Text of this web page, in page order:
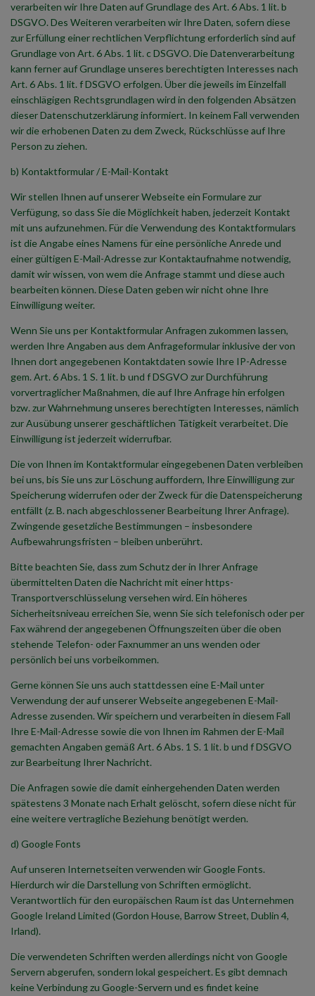
verarbeiten wir Ihre Daten auf Grundlage des Art. 6 Abs. 1 lit. b
DSGVO. Des Weiteren verarbeiten wir Ihre Daten, sofern diese
zur Erfüllung einer rechtlichen Verpflichtung erforderlich sind auf
Grundlage von Art. 6 Abs. 1 lit. c DSGVO. Die Datenverarbeitung
kann ferner auf Grundlage unseres berechtigten Interesses nach
Art. 6 Abs. 1 lit. f DSGVO erfolgen. Über die jeweils im Einzelfall
einschlägigen Rechtsgrundlagen wird in den folgenden Absätzen
dieser Datenschutzerklärung informiert. In keinem Fall verwenden
wir die erhobenen Daten zu dem Zweck, Rückschlüsse auf Ihre
Person zu ziehen.
b) Kontaktformular / E-Mail-Kontakt
Wir stellen Ihnen auf unserer Webseite ein Formulare zur
Verfügung, so dass Sie die Möglichkeit haben, jederzeit Kontakt
mit uns aufzunehmen. Für die Verwendung des Kontaktformulars
ist die Angabe eines Namens für eine persönliche Anrede und
einer gültigen E-Mail-Adresse zur Kontaktaufnahme notwendig,
damit wir wissen, von wem die Anfrage stammt und diese auch
bearbeiten können. Diese Daten geben wir nicht ohne Ihre
Einwilligung weiter.
Wenn Sie uns per Kontaktformular Anfragen zukommen lassen,
werden Ihre Angaben aus dem Anfrageformular inklusive der von
Ihnen dort angegebenen Kontaktdaten sowie Ihre IP-Adresse
gem. Art. 6 Abs. 1 S. 1 lit. b und f DSGVO zur Durchführung
vorvertraglicher Maßnahmen, die auf Ihre Anfrage hin erfolgen
bzw. zur Wahrnehmung unseres berechtigten Interesses, nämlich
zur Ausübung unserer geschäftlichen Tätigkeit verarbeitet. Die
Einwilligung ist jederzeit widerrufbar.
Die von Ihnen im Kontaktformular eingegebenen Daten verbleiben
bei uns, bis Sie uns zur Löschung auffordern, Ihre Einwilligung zur
Speicherung widerrufen oder der Zweck für die Datenspeicherung
entfällt (z. B. nach abgeschlossener Bearbeitung Ihrer Anfrage).
Zwingende gesetzliche Bestimmungen – insbesondere
Aufbewahrungsfristen – bleiben unberührt.
Bitte beachten Sie, dass zum Schutz der in Ihrer Anfrage
übermittelten Daten die Nachricht mit einer https-
Transportverschlüsselung versehen wird. Ein höheres
Sicherheitsniveau erreichen Sie, wenn Sie sich telefonisch oder per
Fax während der angegebenen Öffnungszeiten über die oben
stehende Telefon- oder Faxnummer an uns wenden oder
persönlich bei uns vorbeikommen.
Gerne können Sie uns auch stattdessen eine E-Mail unter
Verwendung der auf unserer Webseite angegebenen E-Mail-
Adresse zusenden. Wir speichern und verarbeiten in diesem Fall
Ihre E-Mail-Adresse sowie die von Ihnen im Rahmen der E-Mail
gemachten Angaben gemäß Art. 6 Abs. 1 S. 1 lit. b und f DSGVO
zur Bearbeitung Ihrer Nachricht.
Die Anfragen sowie die damit einhergehenden Daten werden
spätestens 3 Monate nach Erhalt gelöscht, sofern diese nicht für
eine weitere vertragliche Beziehung benötigt werden.
d) Google Fonts
Auf unseren Internetseiten verwenden wir Google Fonts.
Hierdurch wir die Darstellung von Schriften ermöglicht.
Verantwortlich für den europäischen Raum ist das Unternehmen
Google Ireland Limited (Gordon House, Barrow Street, Dublin 4,
Irland).
Die verwendeten Schriften werden allerdings nicht von Google
Servern abgerufen, sondern lokal gespeichert. Es gibt demnach
keine Verbindung zu Google-Servern und es findet keine